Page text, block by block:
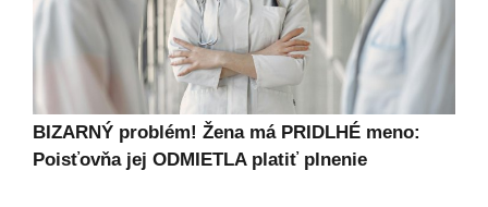
BIZARNÝ problém! Žena má PRIDLHÉ meno:
Poisťovňa jej ODMIETLA platiť plnenie